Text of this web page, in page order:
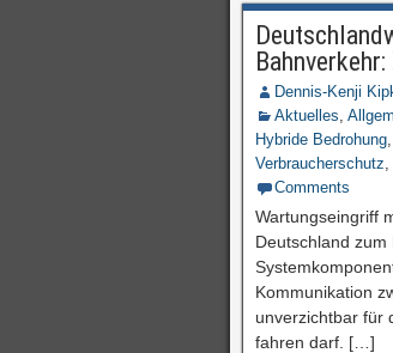
Dennis-Kenji
Aktuelles,
Hybride Bedrohung,
Verbraucherschutz,
Comments
Wartungseingriff
Deutschland
Kommunikation
unverzichtbar für
fahren darf. […]